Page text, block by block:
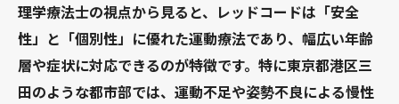
理学療法士の視点から見ると、レッドコードは「安全
性」と「個別性」に優れた運動療法であり、幅広い年齢
層や症状に対応できるのが特徴です。特に東京都港区三
田のような都市部では、運動不足や姿勢不良による慢性